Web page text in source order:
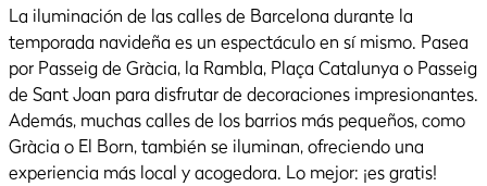
La iluminación de las calles de Barcelona durante la
temporada navideña es un espectáculo en sí mismo. Pasea
por Passeig de Gràcia, la Rambla, Plaça Catalunya o Passeig
de Sant Joan para disfrutar de decoraciones impresionantes.
Además, muchas calles de los barrios más pequeños, como
Gràcia o El Born, también se iluminan, ofreciendo una
experiencia más local y acogedora. Lo mejor: ¡es gratis!